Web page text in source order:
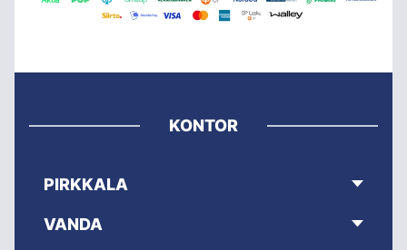
KONTOR
PIRKKALA
VANDA